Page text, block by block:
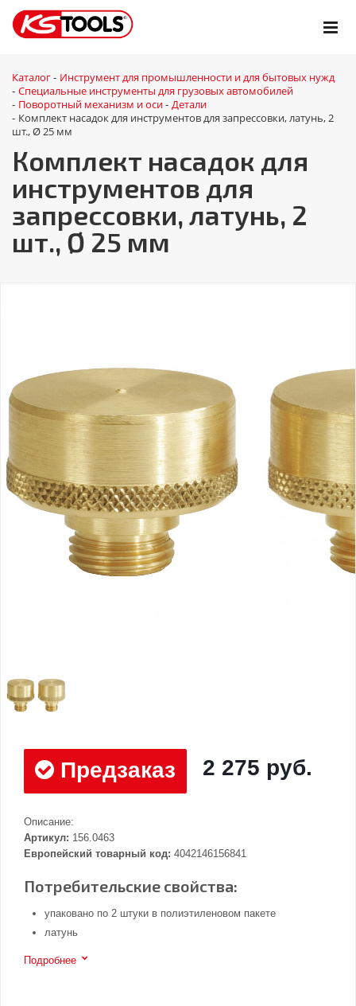
Каталог - Инструмент для промышленности и для бытовых нужд
- Специальные инструменты для грузовых автомобилей
- Поворотный механизм и оси - Детали
- Комплект насадок для инструментов для запрессовки, латунь, 2
шт., Ø 25 мм
Комплект насадок для
инструментов для
запрессовки, латунь, 2
шт., Ø 25 мм
Предзаказ 2 275 руб.
Описание:
Артикул: 156.0463
Европейский товарный код: 4042146156841
Потребительские свойства:
упаковано по 2 штуки в полиэтиленовом пакете
латунь
Подробнее